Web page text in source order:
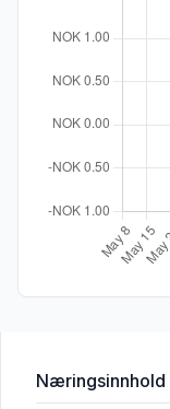
Næringsinnhold